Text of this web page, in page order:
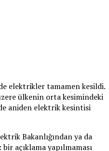
elektrikler tamamen kesildi.
ülkenin orta kesimindeki
aniden elektrik kesintisi
Bakanlığından ya da
açıklama yapılmaması